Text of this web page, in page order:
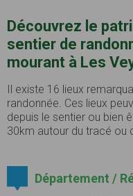
Découvrez le
sentier de
mourant à Les
Il existe 16 lieux
randonnée. Ces lieux
depuis le sentier ou bien
30km autour du tracé ou
Département /